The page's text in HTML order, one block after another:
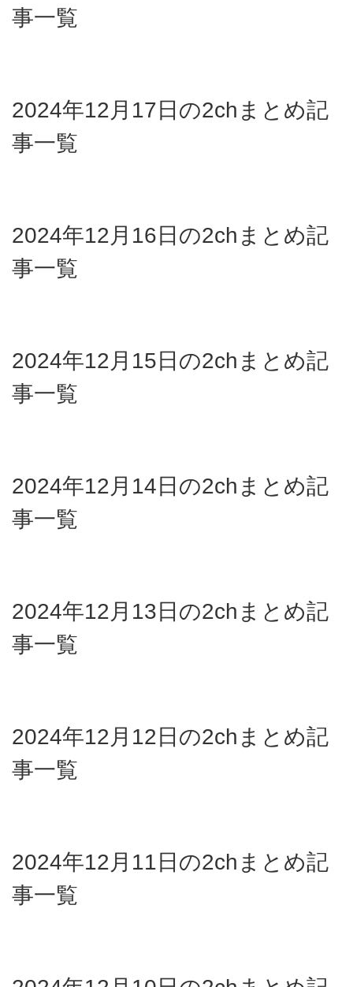
事一覧
2024年12月17日の2chまとめ記
事一覧
2024年12月16日の2chまとめ記
事一覧
2024年12月15日の2chまとめ記
事一覧
2024年12月14日の2chまとめ記
事一覧
2024年12月13日の2chまとめ記
事一覧
2024年12月12日の2chまとめ記
事一覧
2024年12月11日の2chまとめ記
事一覧